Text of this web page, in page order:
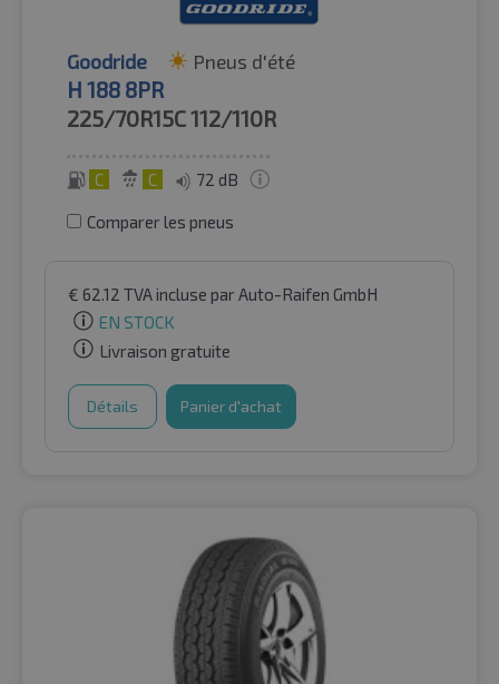
Goodride Pneus d'été
H 188 8PR
225/70R15C112/110R
C C 72 dB
Comparer les pneus
€ 62.12 TVA incluse par Auto-Raifen GmbH
EN STOCK
Livraison gratuite
Détails Panier d'achat